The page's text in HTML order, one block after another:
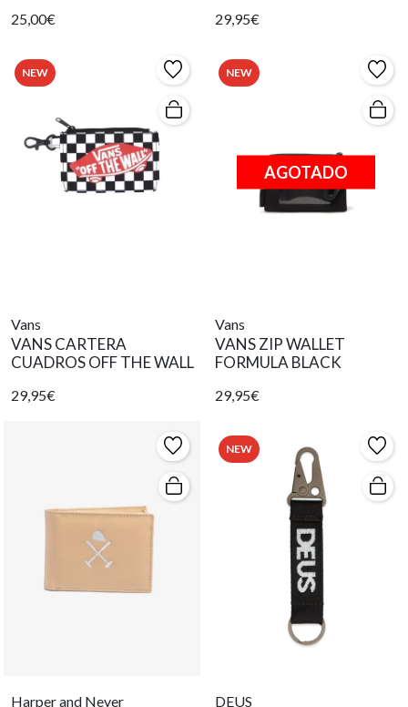
25,00€ 29,95€
NEW
Vans
VANS CARTERA
CUADROS OFF THE WALL
29,95€
NEW
AGOTADO
Vans
VANS ZIP WALLET
FORMULA BLACK
29,95€
Harper and Neyer
NEW
DEUS